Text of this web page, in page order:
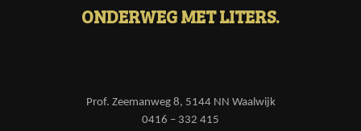
ONDERWEG MET LITERS.
Prof. Zeemanweg 8, 5144 NN Waalwijk
0416 – 332 415